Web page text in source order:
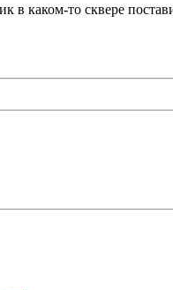
каком-то сквере